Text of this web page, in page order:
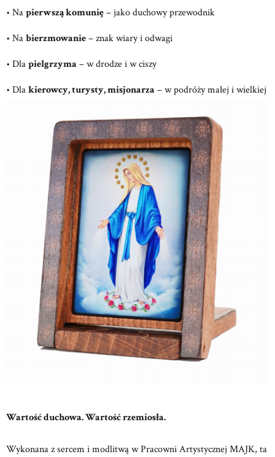
• Na pierwszą komunię – jako duchowy przewodnik
• Na bierzmowanie – znak wiary i odwagi
• Dla pielgrzyma – w drodze i w ciszy
• Dla kierowcy, turysty, misjonarza – w podróży małej i wielkiej
Wartość duchowa. Wartość rzemiosła.
Wykonana z sercem i modlitwą w Pracowni Artystycznej MAJK, ta